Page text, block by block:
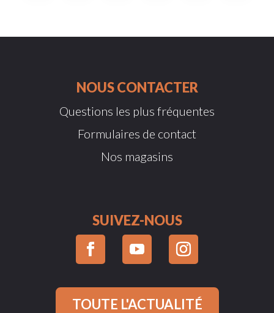
NOUS CONTACTER
Questions les plus fréquentes
Formulaires de contact
Nos magasins
SUIVEZ-NOUS
TOUTE L'ACTUALITÉ